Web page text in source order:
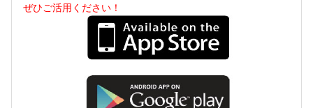
ぜひご活用ください！